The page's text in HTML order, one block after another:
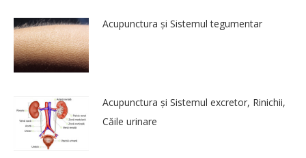
Acupunctura și Sistemul tegumentar
Acupunctura și Sistemul excretor, Rinichii,
Căile urinare